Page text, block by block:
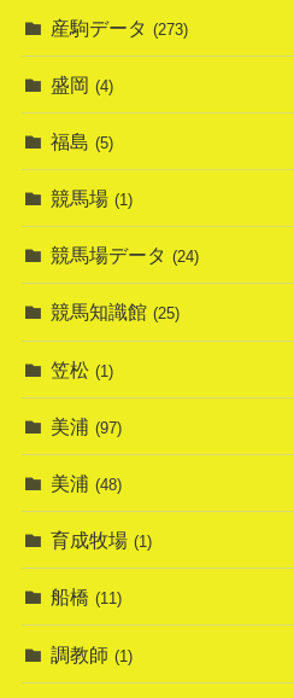
産駒データ (273)
盛岡 (4)
福島 (5)
競馬場 (1)
競馬場データ (24)
競馬知識館 (25)
笠松 (1)
美浦 (97)
美浦 (48)
育成牧場 (1)
船橋 (11)
調教師 (1)